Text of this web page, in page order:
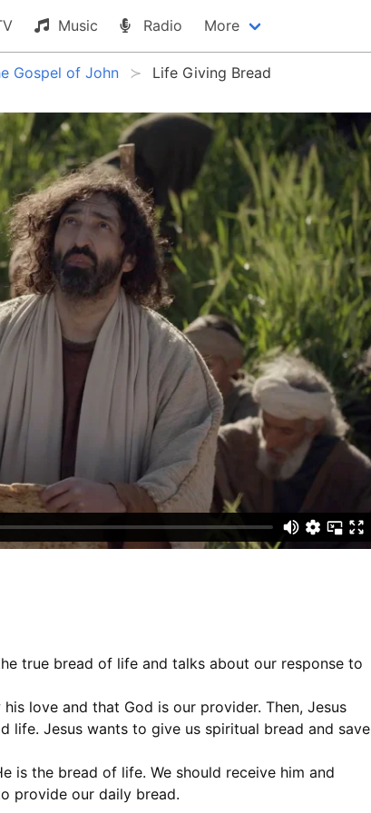
Music Radio More
Gospel of John Life Giving Bread
true bread of life and talks about our response to
love and that God is our provider. Then, Jesus
life. Jesus wants to give us spiritual bread and save
is the bread of life. We should receive him and
provide our daily bread.